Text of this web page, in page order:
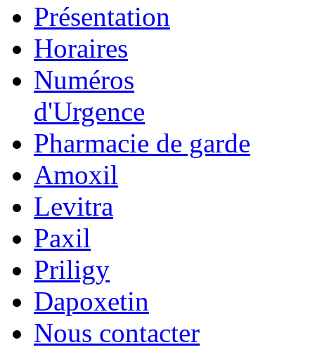
Présentation
Horaires
Numéros
d'Urgence
Pharmacie de garde
Amoxil
Levitra
Paxil
Priligy
Dapoxetin
Nous contacter